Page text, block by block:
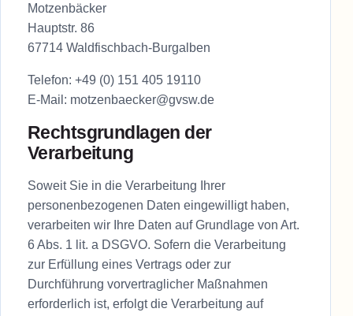
Motzenbäcker
Hauptstr. 86
67714 Waldfischbach-Burgalben
Telefon: +49 (0) 151 405 19110
E-Mail: motzenbaecker@gvsw.de
Rechtsgrundlagen der
Verarbeitung
Soweit Sie in die Verarbeitung Ihrer
personenbezogenen Daten eingewilligt haben,
verarbeiten wir Ihre Daten auf Grundlage von Art.
6 Abs. 1 lit. a DSGVO. Sofern die Verarbeitung
zur Erfüllung eines Vertrags oder zur
Durchführung vorvertraglicher Maßnahmen
erforderlich ist, erfolgt die Verarbeitung auf